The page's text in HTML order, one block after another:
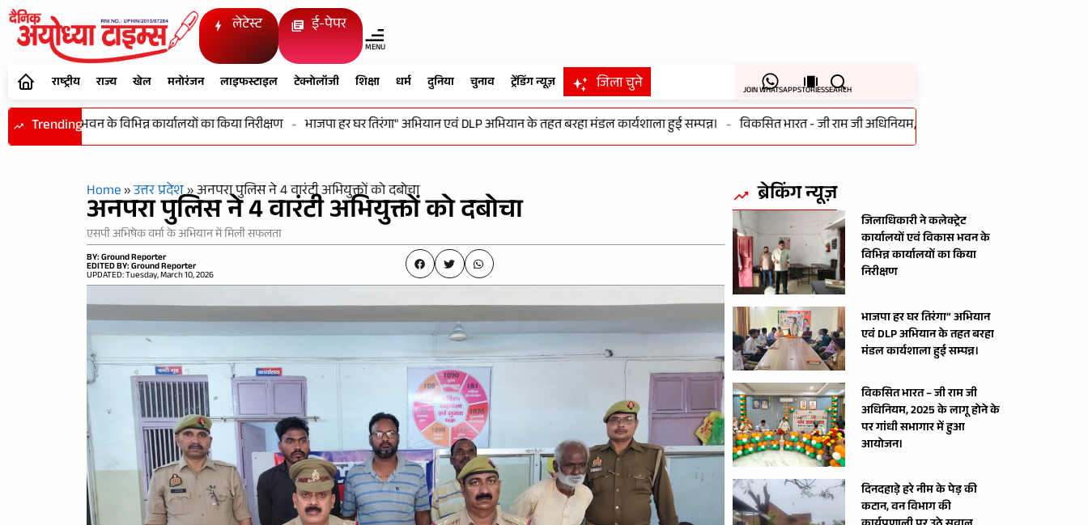
लेटेस्ट ई-पेपर
MENU
राष्ट्रीय राज्य खेल मनोरंजन लाइफस्टाइल टेक्नोलॉजी शिक्षा धर्म दुनिया चुनाव ट्रेंडिंग न्यूज़ जिला चुने JOIN WHATSAPPSTORIESSEARCH
Trending
विकास भवन के विभिन्न कार्यालयों का किया निरीक्षण - भाजपा हर घर तिरंगा" अभियान एवं DLP अभियान के तहत बरहा मंडल कार्यशाला हुई सम्पन्न। - विकसित भारत - जी राम जी अधिनियम, 2025 के लागू होने के पर गांधी सभागार
Home»उत्तर प्रदेश»अनपरा पुलिस ने 4 वारंटी अभियुक्तों को दबोचा
अनपरा पुलिस ने 4 वारंटी अभियुक्तों को दबोचा
एसपी अभिषेक वर्मा के अभियान में मिली सफलता
BY: Ground Reporter
EDITED BY: Ground Reporter
UPDATED: Tuesday, March 10, 2026
ब्रेकिंग न्यूज़
जिलाधिकारी ने कलेक्ट्रेट
कार्यालयों एवं विकास भवन के
विभिन्न कार्यालयों का किया
निरीक्षण
भाजपा हर घर तिरंगा” अभियान
एवं DLP अभियान के तहत बरहा
मंडल कार्यशाला हुई सम्पन्न।
विकसित भारत – जी राम जी
अधिनियम, 2025 के लागू होने के
पर गांधी सभागार में हुआ
आयोजन।
दिनदहाड़े हरे नीम के पेड़ की
कटान, वन विभाग की